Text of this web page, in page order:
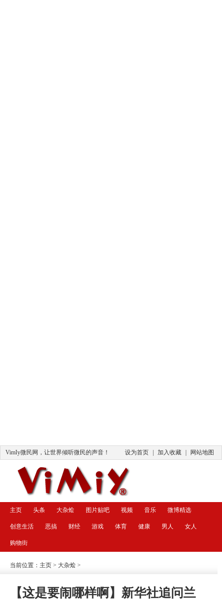
VimIy微民网，让世界倾听微民的声音！ 设为首页 加入收藏 网站地图
主页 头条 大杂烩 图片贴吧 视频 音乐 微博精选
创意生活 恶搞 财经 游戏 体育 健康 男人 女人
购物街
当前位置： 主页 > 大杂烩 >
【这是要闹哪样啊】新华社追问兰